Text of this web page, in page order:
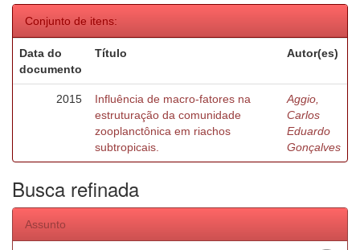
Conjunto de itens:
Data do
documento
Título Autor(es)
2015
Influência de macro-fatores na
estruturação da comunidade
zooplanctônica em riachos
subtropicais.
Aggio,
Carlos
Eduardo
Gonçalves
Busca refinada
Assunto